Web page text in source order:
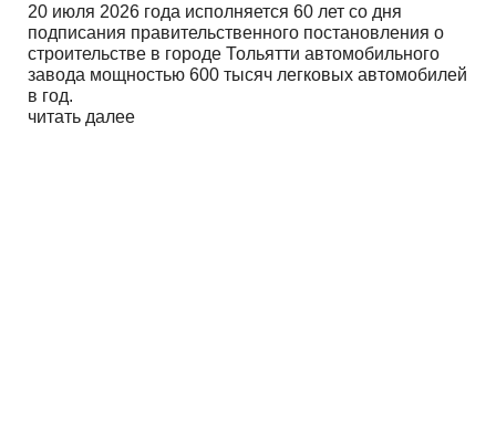
20 июля 2026 года исполняется 60 лет со дня
подписания правительственного постановления о
строительстве в городе Тольятти автомобильного
завода мощностью 600 тысяч легковых автомобилей
в год.
читать далее